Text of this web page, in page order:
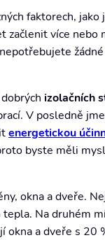
faktorech, jako
začlenit více nebo
žádné
izolačních
V posledně
energetickou
byste měli
okna a dveře.
Na druhém
a dveře s 20